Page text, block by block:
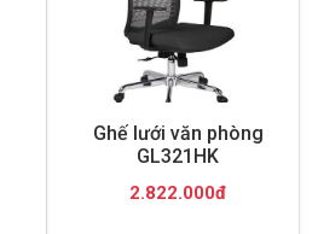
Ghế lưới văn phòng
GL321HK
2.822.000đ